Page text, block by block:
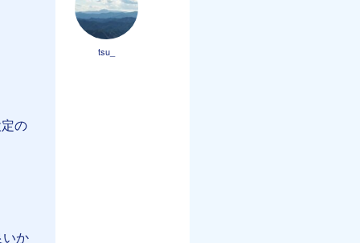
tsu_
の
か